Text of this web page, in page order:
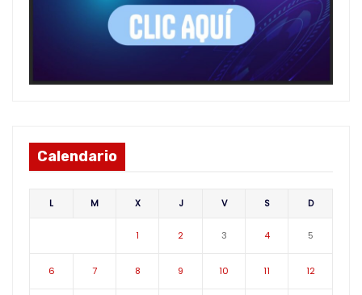
Calendario
L M X J V S D
1 2 3 4 5
6 7 8 9 10 11 12